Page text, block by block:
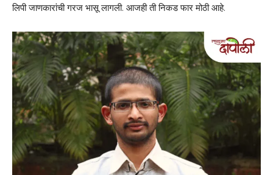
लिपी जाणकारांची गरज भासू लागली. आजही ती निकड फार मोठी आहे.